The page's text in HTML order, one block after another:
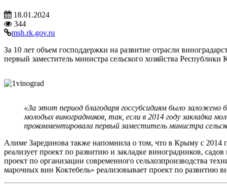
18.01.2024
344
msh.rk.gov.ru
За 10 лет объем господдержки на развитие отрасли
первый заместитель министра сельского хозяйства Республики
«За этот период благодаря госсубсидиям было заложено
молодых виноградников, так, если в 2014 году закладка
прокомментировала первый заместитель министра
Алиме Зарединова также напомнила о том, что в Крыму с 2014
реализует проект по развитию и закладке виноградников,
проект по организации современного сельхозпроизводства
марочных вин Коктебель» реализовывает проект по развитию